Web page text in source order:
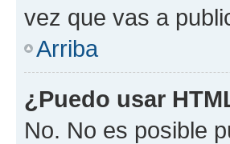
vez que vas a
Arriba
¿Puedo usar
No. No es posible